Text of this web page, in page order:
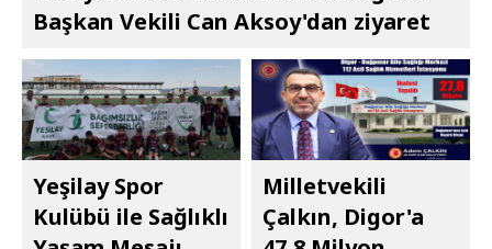
Başkan Vekili Can Aksoy'dan ziyaret
Yeşilay Spor
Kulübü ile Sağlıklı
Milletvekili
Çalkın, Digor'a